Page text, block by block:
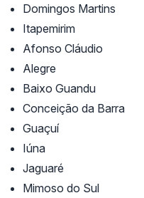
Domingos Martins
Itapemirim
Afonso Cláudio
Alegre
Baixo Guandu
Conceição da Barra
Guaçuí
Iúna
Jaguaré
Mimoso do Sul